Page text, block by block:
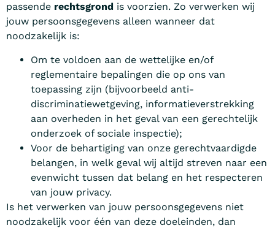
passende rechtsgrond is voorzien. Zo verwerken wij
jouw persoonsgegevens alleen wanneer dat
noodzakelijk is:
Om te voldoen aan de wettelijke en/of
reglementaire bepalingen die op ons van
toepassing zijn (bijvoorbeeld anti-
discriminatiewetgeving, informatieverstrekking
aan overheden in het geval van een gerechtelijk
onderzoek of sociale inspectie);
Voor de behartiging van onze gerechtvaardigde
belangen, in welk geval wij altijd streven naar een
evenwicht tussen dat belang en het respecteren
van jouw privacy.
Is het verwerken van jouw persoonsgegevens niet
noodzakelijk voor één van deze doeleinden, dan